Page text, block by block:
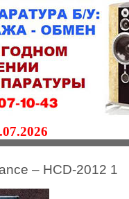
– HCD-2012 1